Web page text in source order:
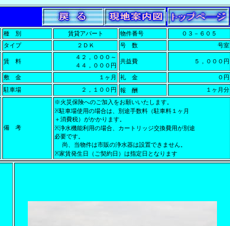
種 別 賃貸アパート 物件番号
０３－６０５
タイプ ２ＤＫ 号 数 号室
賃 料
４２，０００～
４４，０００円
共益費 ５，０００円
敷 金 １ヶ月 礼 金
０円
駐車場 ２，１００円 報 酬 １ヶ月分
備 考
※火災保険へのご加入をお願いいたします。
※駐車場使用の場合は、別途手数料（駐車料１ヶ月
＋消費税）がかかります。
※浄水機能利用の場合、カートリッジ交換費用が別途
必要です。
尚、当物件は市販の浄水器は設置できません。
※家賃発生日（ご契約日）は指定日となります